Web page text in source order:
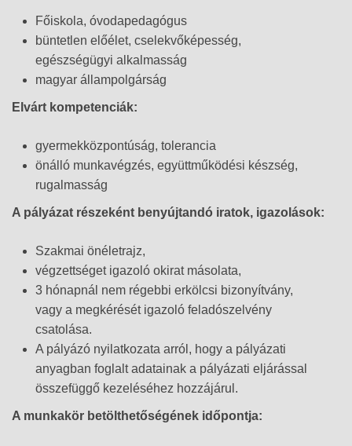
Főiskola, óvodapedagógus
büntetlen előélet, cselekvőképesség,
egészségügyi alkalmasság
magyar állampolgárság
Elvárt kompetenciák:
gyermekközpontúság, tolerancia
önálló munkavégzés, együttműködési készség,
rugalmasság
A pályázat részeként benyújtandó iratok, igazolások:
Szakmai önéletrajz,
végzettséget igazoló okirat másolata,
3 hónapnál nem régebbi erkölcsi bizonyítvány,
vagy a megkérését igazoló feladószelvény
csatolása.
A pályázó nyilatkozata arról, hogy a pályázati
anyagban foglalt adatainak a pályázati eljárással
összefüggő kezeléséhez hozzájárul.
A munkakör betölthetőségének időpontja: